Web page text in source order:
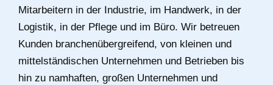
Mitarbeitern in der Industrie, im Handwerk, in der
Logistik, in der Pflege und im Büro. Wir betreuen
Kunden branchenübergreifend, von kleinen und
mittelständischen Unternehmen und Betrieben bis
hin zu namhaften, großen Unternehmen und